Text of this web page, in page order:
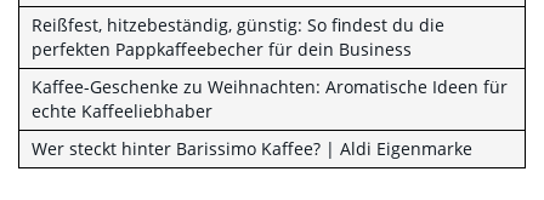
Reißfest, hitzebeständig, günstig: So findest du die
perfekten Pappkaffeebecher für dein Business
Kaffee-Geschenke zu Weihnachten: Aromatische Ideen für
echte Kaffeeliebhaber
Wer steckt hinter Barissimo Kaffee? | Aldi Eigenmarke